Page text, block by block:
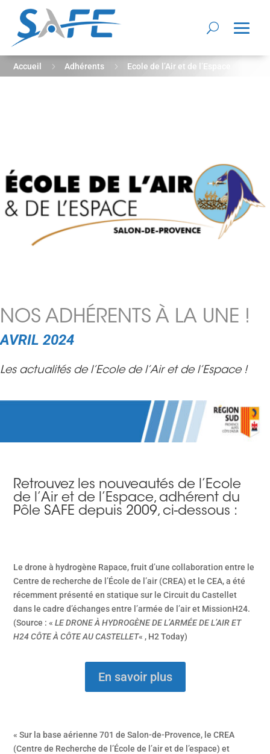
Accueil 5 Adhérents 5 Ecole de l’Air et de l’Espace
NOS ADHÉRENTS À LA UNE !
AVRIL 2024
Les actualités de l’Ecole de l’Air et de l’Espace !
Retrouvez les nouveautés de l’Ecole
de l’Air et de l’Espace, adhérent du
Pôle SAFE depuis 2009, ci-dessous :
Le drone à hydrogène Rapace, fruit d’une collaboration entre le
Centre de recherche de l’École de l’air (CREA) et le CEA, a été
récemment présenté en statique sur le Circuit du Castellet
dans le cadre d’échanges entre l’armée de l’air et MissionH24.
(Source : «LE DRONE À HYDROGÈNE DE L’ARMÉE DE L’AIR ET
H24 CÔTE À CÔTE AU CASTELLET« , H2 Today)
En savoir plus
« Sur la base aérienne 701 de Salon-de-Provence, le CREA
(Centre de Recherche de l’École de l’air et de l’espace) et